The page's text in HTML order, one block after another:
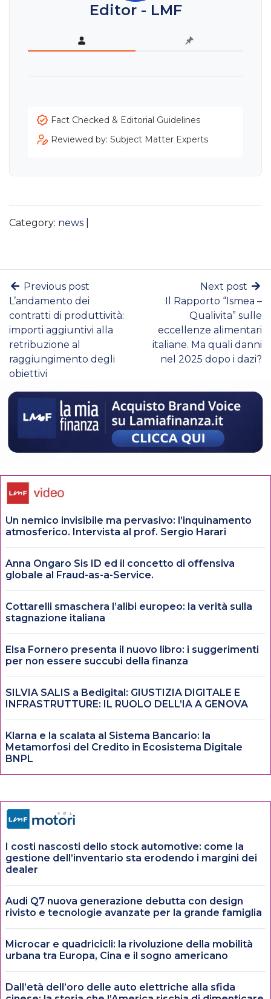
Editor - LMF
Fact Checked & Editorial Guidelines
Reviewed by: Subject Matter Experts
Category: news
Previous post
L’andamento dei
contratti di produttività:
importi aggiuntivi alla
retribuzione al
raggiungimento degli
obiettivi
Next post
Il Rapporto “Ismea –
Qualivita” sulle
eccellenze alimentari
italiane. Ma quali danni
nel 2025 dopo i dazi?
Un nemico invisibile ma pervasivo: l’inquinamento
atmosferico. Intervista al prof. Sergio Harari
Anna Ongaro Sis ID ed il concetto di offensiva
globale al Fraud-as-a-Service.
Cottarelli smaschera l’alibi europeo: la verità sulla
stagnazione italiana
Elsa Fornero presenta il nuovo libro: i suggerimenti
per non essere succubi della finanza
SILVIA SALIS a Bedigital: GIUSTIZIA DIGITALE E
INFRASTRUTTURE: IL RUOLO DELL’IA A GENOVA
Klarna e la scalata al Sistema Bancario: la
Metamorfosi del Credito in Ecosistema Digitale
BNPL
I costi nascosti dello stock automotive: come la
gestione dell’inventario sta erodendo i margini dei
dealer
Audi Q7 nuova generazione debutta con design
rivisto e tecnologie avanzate per la grande famiglia
Microcar e quadricicli: la rivoluzione della mobilità
urbana tra Europa, Cina e il sogno americano
Dall’età dell’oro delle auto elettriche alla sfida